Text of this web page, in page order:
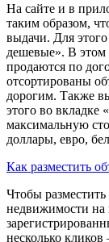
На сайте и в
таким образом,
выдачи. Для
дешевые». В этом
продаются по
отсортированы
дорогим. Также
этого во
максимальную
доллары, евро,
Как разместить
Чтобы
недвижимости на
несколько